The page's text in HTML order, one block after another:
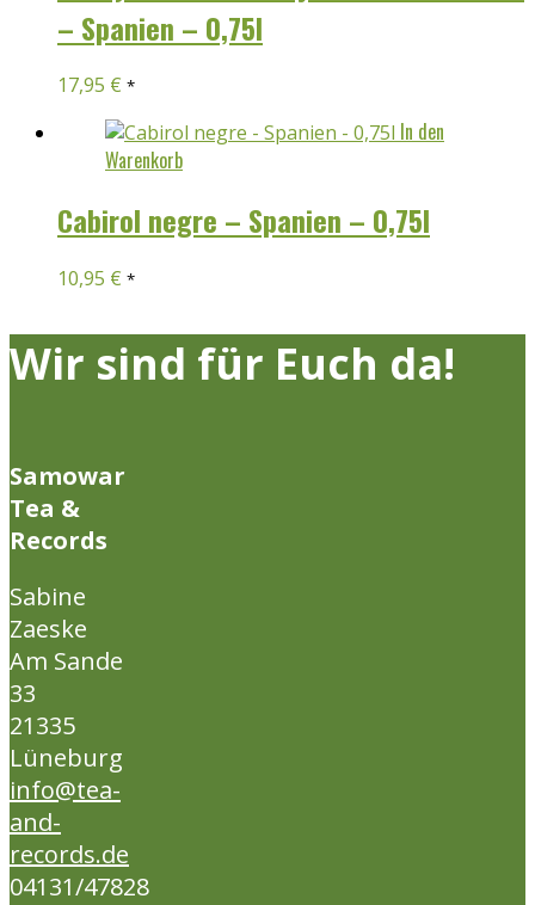
– Spanien – 0,75l
17,95 € *
In den
Warenkorb
Cabirol negre – Spanien – 0,75l
10,95 € *
Wir sind für Euch da!
Samowar
Tea &
Records
Sabine
Zaeske
Am Sande
33
21335
Lüneburg
info@tea-
and-
records.de
04131/47828